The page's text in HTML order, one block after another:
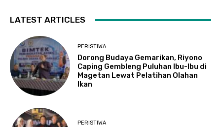
LATEST ARTICLES
PERISTIWA
Dorong Budaya Gemarikan, Riyono
Caping Gembleng Puluhan Ibu-Ibu di
Magetan Lewat Pelatihan Olahan
Ikan
PERISTIWA